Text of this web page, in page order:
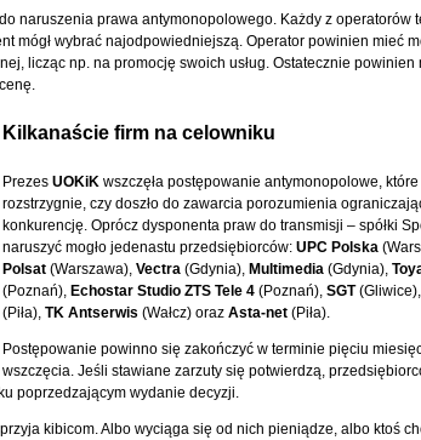
naruszenia prawa antymonopolowego. Każdy z operatorów
mógł wybrać najodpowiedniejszą. Operator powinien mieć
licząc np. na promocję swoich usług. Ostatecznie powinien
Kilkanaście firm na celowniku
Prezes UOKiKwszczęła postępowanie antymonopolowe,
rozstrzygnie, czy doszło do zawarcia porozumienia
konkurencję. Oprócz dysponenta praw do transmisji – spółki
naruszyć mogło jedenastu przedsiębiorców:UPC Polska
Polsat(Warszawa), Vectra(Gdynia), Multimedia(Gdynia),
(Poznań), Echostar Studio ZTS Tele 4(Poznań), SGT(Gliwice),
(Piła), TK Antserwis (Wałcz) oraz Asta-net (Piła).
Postępowanie powinno się zakończyć w terminie pięciu
wszczęcia. Jeśli stawiane zarzuty się potwierdzą,
poprzedzającym wydanie decyzji.
kibicom. Albo wyciąga się od nich pieniądze, albo ktoś